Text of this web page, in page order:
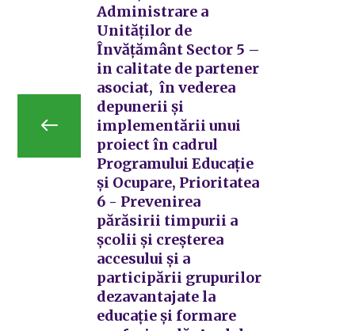
Administrare a
Unităților de
Învățământ Sector 5 –
in calitate de partener
asociat, în vederea
depunerii și
implementării unui
proiect în cadrul
Programului Educație
și Ocupare, Prioritatea
6 - Prevenirea
părăsirii timpurii a
școlii și creșterea
accesului și a
participării grupurilor
dezavantajate la
educație și formare